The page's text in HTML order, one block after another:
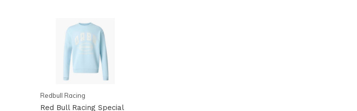
Redbull Racing
Red Bull Racing Special